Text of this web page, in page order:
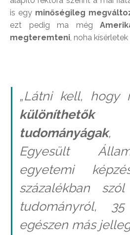
is egy minőségileg
ezt pedig ma még
megteremteni, noha
„Látni kell, hogy
tudományágak,
Egyesült
egyetemi
százalékban
tudományról, 35
egészen más